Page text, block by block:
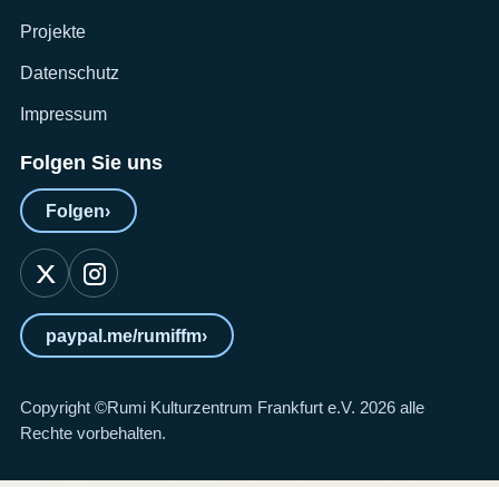
Projekte
Datenschutz
Impressum
Folgen Sie uns
Folgen›
paypal.me/rumiffm›
Copyright ©Rumi Kulturzentrum Frankfurt e.V. 2026 alle
Rechte vorbehalten.